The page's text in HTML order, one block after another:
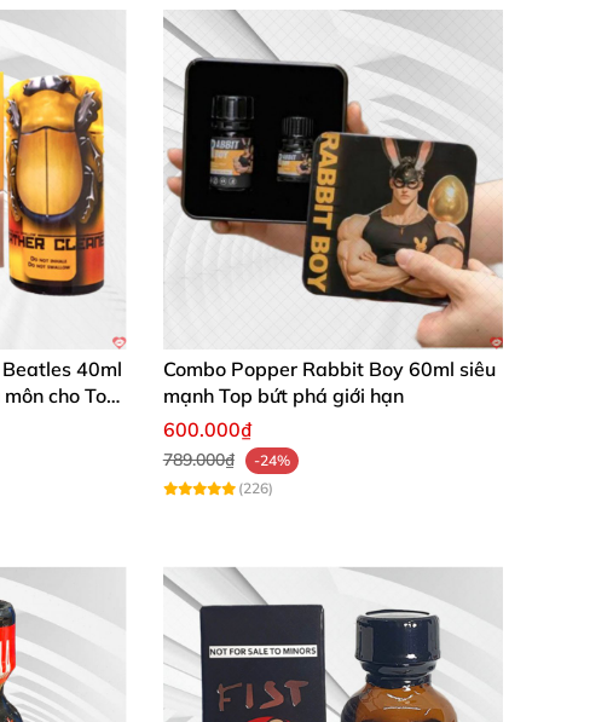
40ml
cho Top
Combo Popper Rabbit Boy 60ml siêu
mạnh Top bứt phá giới hạn
600.000₫
789.000₫
-24%
(226)